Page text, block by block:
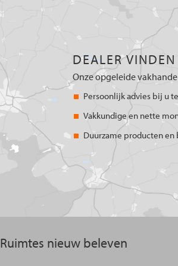
DEALER VINDEN
Onze opgeleide
Persoonlijk advies bij u
Vakkundige en nette
Duurzame producten
Ruimtes nieuw beleven